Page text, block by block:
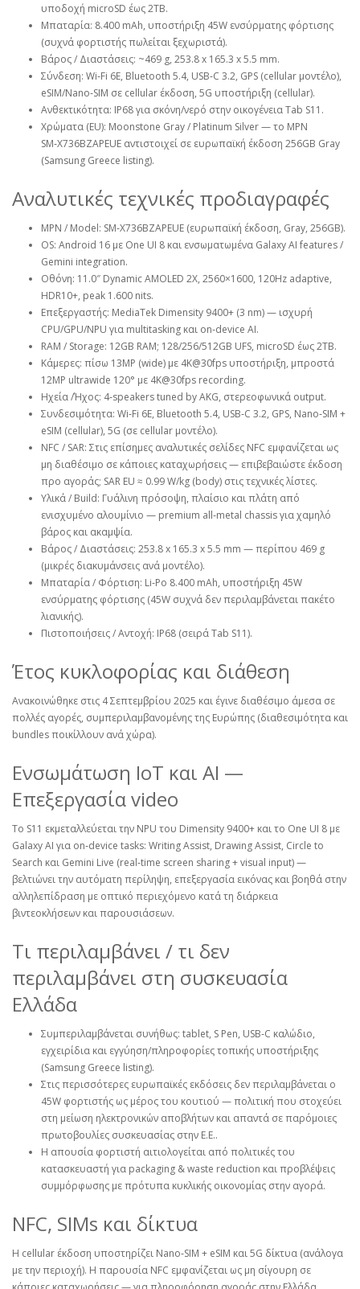
υποδοχή microSD έως 2TB.
Μπαταρία: 8.400 mAh, υποστήριξη 45W ενσύρματης φόρτισης
(συχνά φορτιστής πωλείται ξεχωριστά).
Βάρος / Διαστάσεις: ~469 g, 253.8 x 165.3 x 5.5 mm.
Σύνδεση: Wi‑Fi 6E, Bluetooth 5.4, USB‑C 3.2, GPS (cellular μοντέλο),
eSIM/Nano‑SIM σε cellular έκδοση, 5G υποστήριξη (cellular).
Ανθεκτικότητα: IP68 για σκόνη/νερό στην οικογένεια Tab S11.
Χρώματα (EU): Moonstone Gray / Platinum Silver — το MPN
SM‑X736BZAPEUE αντιστοιχεί σε ευρωπαϊκή έκδοση 256GB Gray
(Samsung Greece listing).
Αναλυτικές τεχνικές προδιαγραφές
MPN / Model: SM‑X736BZAPEUE (ευρωπαϊκή έκδοση, Gray, 256GB).
OS: Android 16 με One UI 8 και ενσωματωμένα Galaxy AI features /
Gemini integration.
Οθόνη: 11.0″ Dynamic AMOLED 2X, 2560×1600, 120Hz adaptive,
HDR10+, peak 1.600 nits.
Επεξεργαστής: MediaTek Dimensity 9400+ (3 nm) — ισχυρή
CPU/GPU/NPU για multitasking και on‑device AI.
RAM / Storage: 12GB RAM; 128/256/512GB UFS, microSD έως 2TB.
Κάμερες: πίσω 13MP (wide) με 4K@30fps υποστήριξη, μπροστά
12MP ultrawide 120° με 4K@30fps recording.
Ηχεία /Ήχος: 4‑speakers tuned by AKG, στερεοφωνικά output.
Συνδεσιμότητα: Wi‑Fi 6E, Bluetooth 5.4, USB‑C 3.2, GPS, Nano‑SIM +
eSIM (cellular), 5G (σε cellular μοντέλο).
NFC / SAR: Στις επίσημες αναλυτικές σελίδες NFC εμφανίζεται ως
μη διαθέσιμο σε κάποιες καταχωρήσεις — επιβεβαιώστε έκδοση
προ αγοράς; SAR EU ≈ 0.99 W/kg (body) στις τεχνικές λίστες.
Υλικά / Build: Γυάλινη πρόσοψη, πλαίσιο και πλάτη από
ενισχυμένο αλουμίνιο — premium all‑metal chassis για χαμηλό
βάρος και ακαμψία.
Βάρος / Διαστάσεις: 253.8 x 165.3 x 5.5 mm — περίπου 469 g
(μικρές διακυμάνσεις ανά μοντέλο).
Μπαταρία / Φόρτιση: Li‑Po 8.400 mAh, υποστήριξη 45W
ενσύρματης φόρτισης (45W συχνά δεν περιλαμβάνεται πακέτο
λιανικής).
Πιστοποιήσεις / Αντοχή: IP68 (σειρά Tab S11).
Έτος κυκλοφορίας και διάθεση
Ανακοινώθηκε στις 4 Σεπτεμβρίου 2025 και έγινε διαθέσιμο άμεσα σε
πολλές αγορές, συμπεριλαμβανομένης της Ευρώπης (διαθεσιμότητα και
bundles ποικίλλουν ανά χώρα).
Ενσωμάτωση IoT και AI —
Επεξεργασία video
Το S11 εκμεταλλεύεται την NPU του Dimensity 9400+ και το One UI 8 με
Galaxy AI για on‑device tasks: Writing Assist, Drawing Assist, Circle to
Search και Gemini Live (real‑time screen sharing + visual input) —
βελτιώνει την αυτόματη περίληψη, επεξεργασία εικόνας και βοηθά στην
αλληλεπίδραση με οπτικό περιεχόμενο κατά τη διάρκεια
βιντεοκλήσεων και παρουσιάσεων.
Τι περιλαμβάνει / τι δεν
περιλαμβάνει στη συσκευασία
Ελλάδα
Συμπεριλαμβάνεται συνήθως: tablet, S Pen, USB‑C καλώδιο,
εγχειρίδια και εγγύηση/πληροφορίες τοπικής υποστήριξης
(Samsung Greece listing).
Στις περισσότερες ευρωπαϊκές εκδόσεις δεν περιλαμβάνεται ο
45W φορτιστής ως μέρος του κουτιού — πολιτική που στοχεύει
στη μείωση ηλεκτρονικών αποβλήτων και απαντά σε παρόμοιες
πρωτοβουλίες συσκευασίας στην Ε.Ε..
Η απουσία φορτιστή αιτιολογείται από πολιτικές του
κατασκευαστή για packaging & waste reduction και προβλέψεις
συμμόρφωσης με πρότυπα κυκλικής οικονομίας στην αγορά.
NFC, SIMs και δίκτυα
Η cellular έκδοση υποστηρίζει Nano‑SIM + eSIM και 5G δίκτυα (ανάλογα
με την περιοχή). Η παρουσία NFC εμφανίζεται ως μη σίγουρη σε